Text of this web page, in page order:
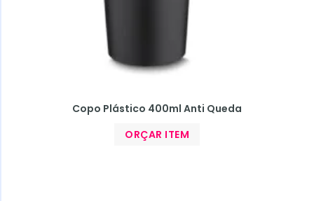
Copo Plástico 400ml Anti Queda
ORÇAR ITEM